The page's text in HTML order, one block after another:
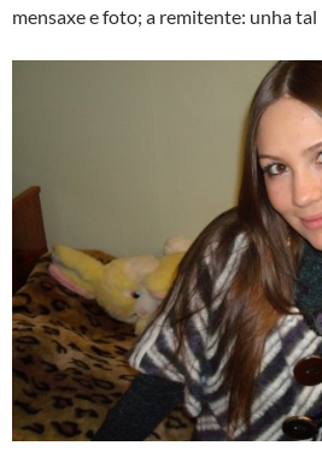
mensaxe e foto; a remitente: unha tal